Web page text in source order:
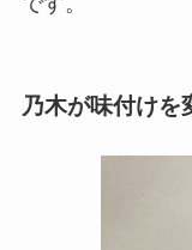
乃木が味付けを